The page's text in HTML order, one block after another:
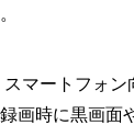
スマートフォ
画時に黒画面